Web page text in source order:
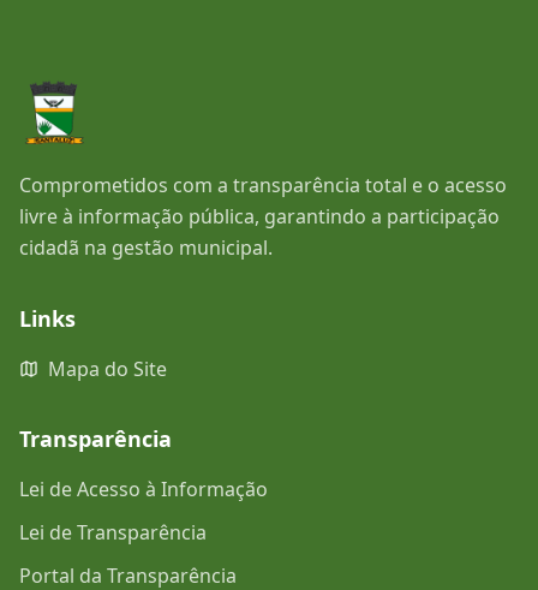
Comprometidos com a transparência total e o acesso
livre à informação pública, garantindo a participação
cidadã na gestão municipal.
Links
Mapa do Site
Transparência
Lei de Acesso à Informação
Lei de Transparência
Portal da Transparência